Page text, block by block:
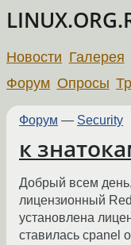
Новости Галерея
Форум Опросы
Форум — Security
к
Добрый всем
лицензионный
установлена
ставилась cpanel